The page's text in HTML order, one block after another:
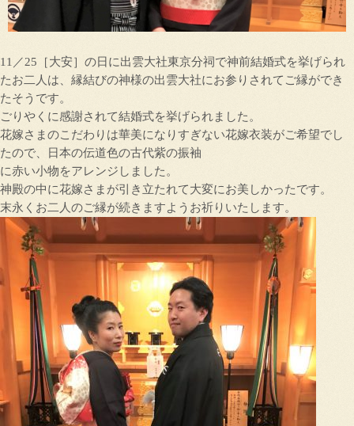
11／25［大安］の日に出雲大社東京分祠で神前結婚式を挙げられ
たお二人は、縁結びの神様の出雲大社にお参りされてご縁ができ
たそうです。
ごりやくに感謝されて結婚式を挙げられました。
花嫁さまのこだわりは華美になりすぎない花嫁衣装がご希望でし
たので、日本の伝道色の古代紫の振袖
に赤い小物をアレンジしました。
神殿の中に花嫁さまが引き立たれて大変にお美しかったです。
末永くお二人のご縁が続きますようお祈りいたします。